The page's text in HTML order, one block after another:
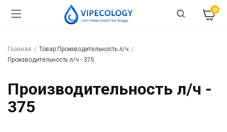
0
Главная
Товар Производительность л/ч
Производительность л/ч - 375
Производительность л/ч -
375